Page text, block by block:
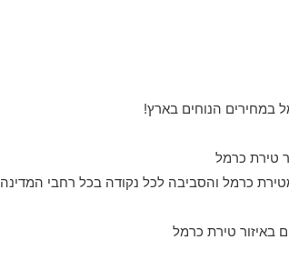
במחירים הנוחים בארץ!
כרמל והסביבה לכל נקודה בכל רחבי המדינה
באיזור טירת כרמל